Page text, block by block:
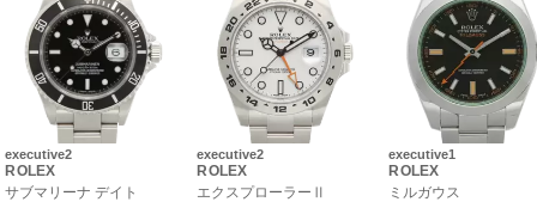
executive2
ROLEX
サブマリーナ デイト
executive2
ROLEX
エクスプローラーⅡ
executive1
ROLEX
ミルガウス